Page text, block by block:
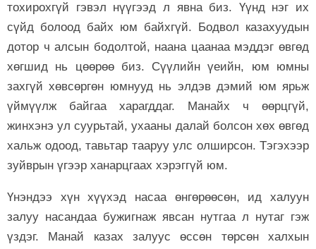
тохирохгүй гэвэл нүүгээд л явна биз. Үүнд нэг их
сүйд болоод байх юм байхгүй. Бодвол казахуудын
дотор ч алсын бодолтой, наана цаанаа мэддэг өвгөд
хөгшид нь цөөрөө биз. Сүүлийн үеийн, юм юмны
захгүй хөвсөргөн юмнууд нь элдэв дэмий юм ярьж
үймүүлж байгаа харагддаг. Манайх ч өөрцгүй,
жинхэнэ ул суурьтай, ухааны далай болсон хөх өвгөд
хальж одоод, тавьтар тааруу улс олширсон. Тэгэхээр
зуйврын үгээр ханарцгаах хэрэггүй юм.
Үнэндээ хүн хүүхэд насаа өнгөрөөсөн, ид халуун
залуу насандаа бужигнаж явсан нутгаа л нутаг гэж
үздэг. Манай казах залуус өссөн төрсөн халхын